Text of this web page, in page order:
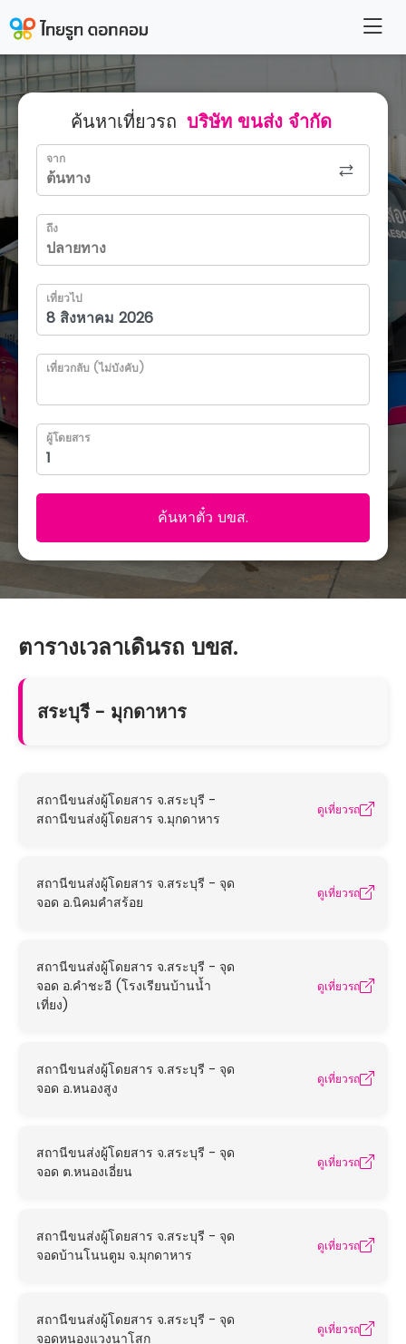
ค้นหาเที่ยวรถ บริษัท ขนส่ง จำกัด
จาก
ถึง
เที่ยวไป
เที่ยวกลับ (ไม่บังคับ)
ผู้โดยสาร
ค้นหาตั๋ว บขส.
ตารางเวลาเดินรถ บขส.
สระบุรี - มุกดาหาร
สถานีขนส่งผู้โดยสาร จ.สระบุรี -
สถานีขนส่งผู้โดยสาร จ.มุกดาหาร
ดูเที่ยวรถ
สถานีขนส่งผู้โดยสาร จ.สระบุรี - จุด
จอด อ.นิคมคำสร้อย
ดูเที่ยวรถ
สถานีขนส่งผู้โดยสาร จ.สระบุรี - จุด
จอด อ.คำชะอี (โรงเรียนบ้านน้ำ
เที่ยง)
ดูเที่ยวรถ
สถานีขนส่งผู้โดยสาร จ.สระบุรี - จุด
จอด อ.หนองสูง
ดูเที่ยวรถ
สถานีขนส่งผู้โดยสาร จ.สระบุรี - จุด
จอด ต.หนองเอี่ยน
ดูเที่ยวรถ
สถานีขนส่งผู้โดยสาร จ.สระบุรี - จุด
จอดบ้านโนนตูม จ.มุกดาหาร
ดูเที่ยวรถ
สถานีขนส่งผู้โดยสาร จ.สระบุรี - จุด
จอดหนองแวงนาโสก
ดูเที่ยวรถ